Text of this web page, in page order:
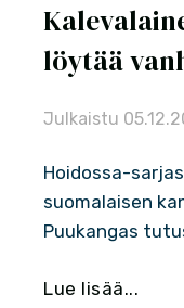
löytää
Julkaistu
Hoidossa-
suomalaisen
Puukangas
Lue lisää...